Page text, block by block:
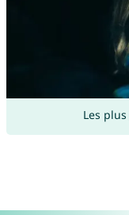
Les